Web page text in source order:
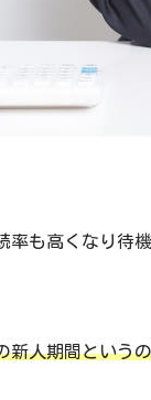
率も高くなり待
新人期間という